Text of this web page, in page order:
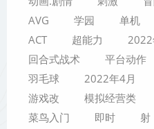
AVG
学园 单机
ACT
超能力 2022
回合式战术
平台动作
羽毛球
2022年4月
游戏改
模拟经营类
菜鸟入门
即时 射